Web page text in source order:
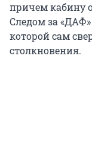
причем кабину
Следом за
которой сам
столкновения.